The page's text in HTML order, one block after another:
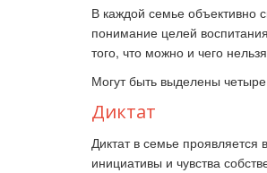
В каждой семье объективно
понимание целей
того, что можно и чего
Могут быть выделены
Диктат
Диктат в семье
инициативы и чувства